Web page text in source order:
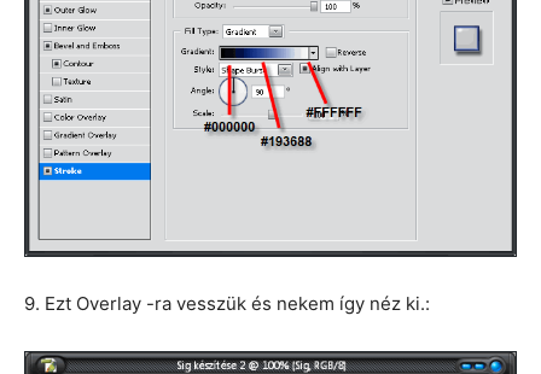
9. Ezt Overlay -ra vesszük és nekem így néz ki.: